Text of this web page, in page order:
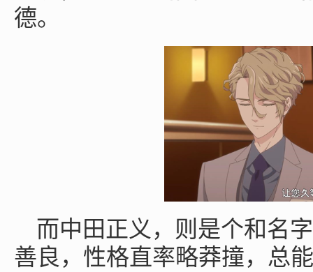
德。
而中田正义，则是个和名
善良，性格直率略莽撞，总